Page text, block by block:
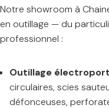
Notre showroom à
en outillage — du
professionnel :
Outillage
circulaires, scies
défonceuses,